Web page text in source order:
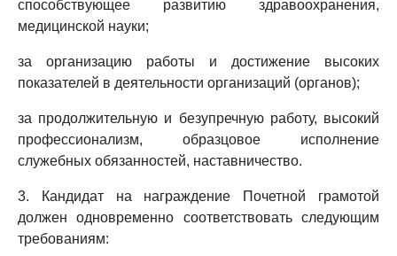
способствующее развитию здравоохранения,
медицинской науки;
за организацию работы и достижение высоких
показателей в деятельности организаций (органов);
за продолжительную и безупречную работу, высокий
профессионализм, образцовое исполнение
служебных обязанностей, наставничество.
3. Кандидат на награждение Почетной грамотой
должен одновременно соответствовать следующим
требованиям: